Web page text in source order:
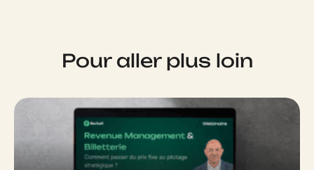
Pour aller plus loin